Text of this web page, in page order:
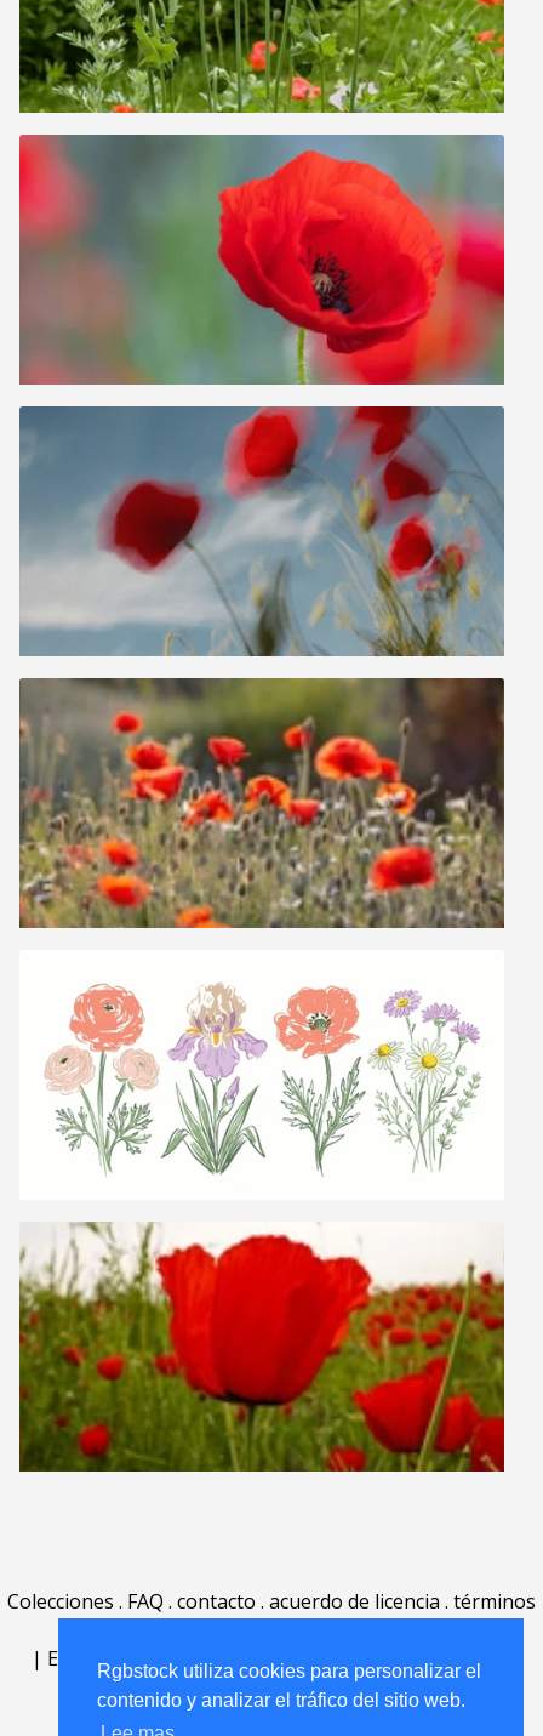
Rgbstock utiliza cookies para personalizar el
contenido y analizar el tráfico del sitio web.
Colecciones . FAQ . contacto . acuerdo de licencia . términos
| English | Deutsch| Español Português
Nederlands|